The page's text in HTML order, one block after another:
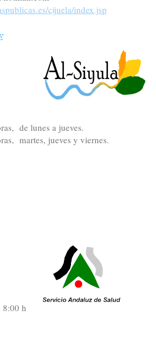
cijuela/index.jsp
de lunes a jueves.
martes, jueves y viernes.
8:00 h